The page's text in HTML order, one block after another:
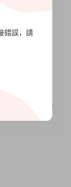
們。将會第一
參考、學習，
歸原著所有，
請于24小時之内
錯誤，請